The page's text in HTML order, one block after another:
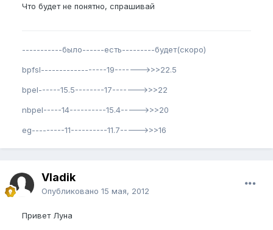
Что будет не понятно, спрашивай
-----------было------есть---------будет(скоро)
bpfsl------------------19------->>>22.5
bpel------15.5--------17------->>>22
nbpel-----14----------15.4----->>>20
eg---------11----------11.7----->>>16
Vladik
Опубликовано 15 мая, 2012
Привет Луна